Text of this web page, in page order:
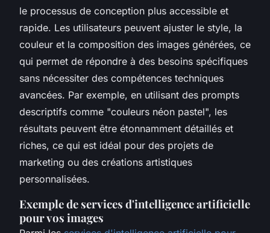
le processus de conception plus accessible et
rapide. Les utilisateurs peuvent ajuster le style, la
couleur et la composition des images générées, ce
qui permet de répondre à des besoins spécifiques
sans nécessiter des compétences techniques
avancées. Par exemple, en utilisant des prompts
descriptifs comme "couleurs néon pastel", les
résultats peuvent être étonnamment détaillés et
riches, ce qui est idéal pour des projets de
marketing ou des créations artistiques
personnalisées.
Exemple de services d'intelligence artificielle
pour vos images